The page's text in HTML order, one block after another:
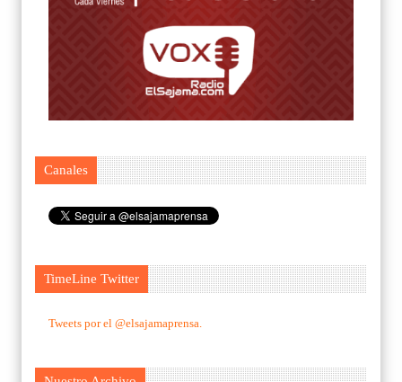
Canales
TimeLine Twitter
Tweets por el @elsajamaprensa.